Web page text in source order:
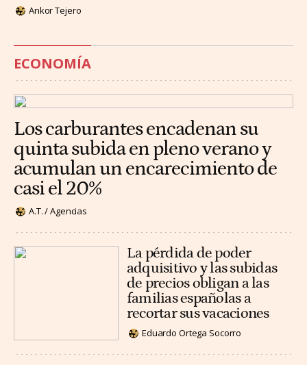
Ankor Tejero
ECONOMÍA
Los carburantes encadenan su
quinta subida en pleno verano y
acumulan un encarecimiento de
casi el 20%
A.T. / Agencias
La pérdida de poder
adquisitivo y las subidas
de precios obligan a las
familias españolas a
recortar sus vacaciones
Eduardo Ortega Socorro